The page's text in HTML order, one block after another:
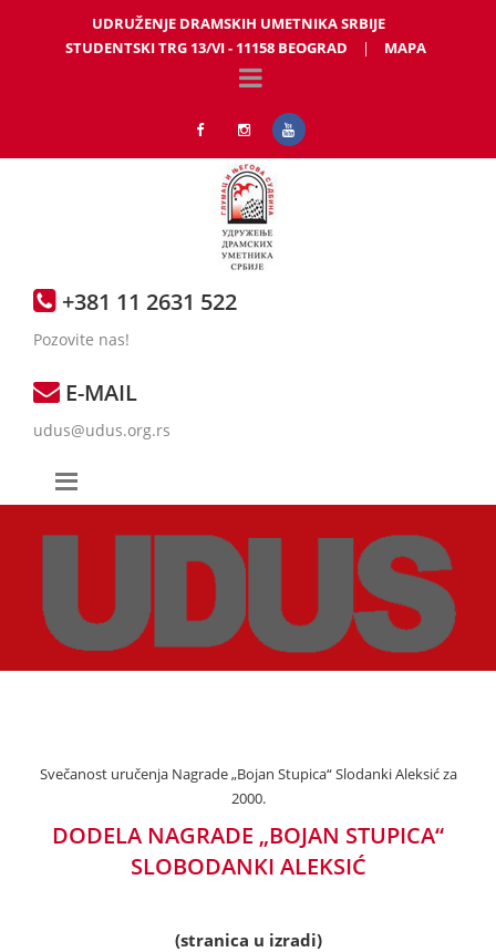
UDRUŽENJE DRAMSKIH UMETNIKA SRBIJE
STUDENTSKI TRG 13/VI - 11158 BEOGRAD
| MAPA
+381 11 2631 522
Pozovite nas!
E-MAIL
udus@udus.org.rs
Svečanost uručenja Nagrade „Bojan Stupica“ Slodanki Aleksić za
2000.
DODELA NAGRADE „BOJAN STUPICA“
SLOBODANKI ALEKSIĆ
(stranica u izradi)